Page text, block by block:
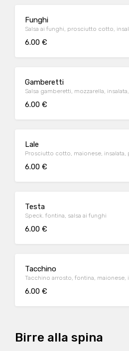
Funghi
Salsa ai funghi, prosciutto cotto,
6.00 €
Gamberetti
Salsa gamberetti, mozzarella,
6.00 €
Lale
Prosciutto cotto, maionese,
6.00 €
Testa
Speck. fontina, salsa ai funghi
6.00 €
Tacchino
Tacchino arrosto, fontina, maionese,
6.00 €
Birre alla spina